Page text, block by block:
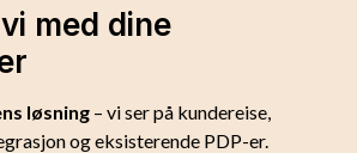
med dine
løsning – vi ser på kundereise,
og eksisterende PDP-er.